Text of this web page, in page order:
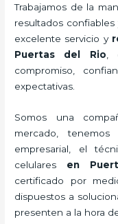
Trabajamos de la
resultados
excelente servicio y
Puertas del Rio ,
compromiso,
expectativas.
Somos una
mercado,
empresarial, el
celulares
en
certificado por
dispuestos a
presenten a la hora